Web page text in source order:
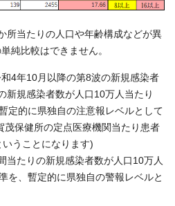
所当たりの人口や年齢構成などが異
純比較はできません。
4年10月以降の第8波の新規感染者
新規感染者数が人口10万人当たり
定的に県独自の注意報レベルとして
茂保健所の定点医療機関当たり患者
うことになります)
当たりの新規感染者数が人口10万人
を、暫定的に県独自の警報レベルと